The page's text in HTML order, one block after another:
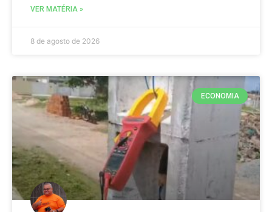
VER MATÉRIA »
8 de agosto de 2026
ECONOMIA